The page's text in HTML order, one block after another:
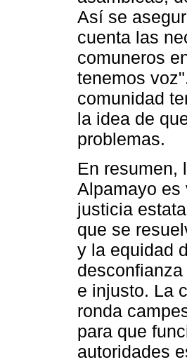
Así se
cuenta las
comuneros
tenemos
comunidad
la idea de
problemas.
En resumen,
Alpamayo es
justicia
que se
y la equidad
e injusto. La
ronda
para que
autoridades